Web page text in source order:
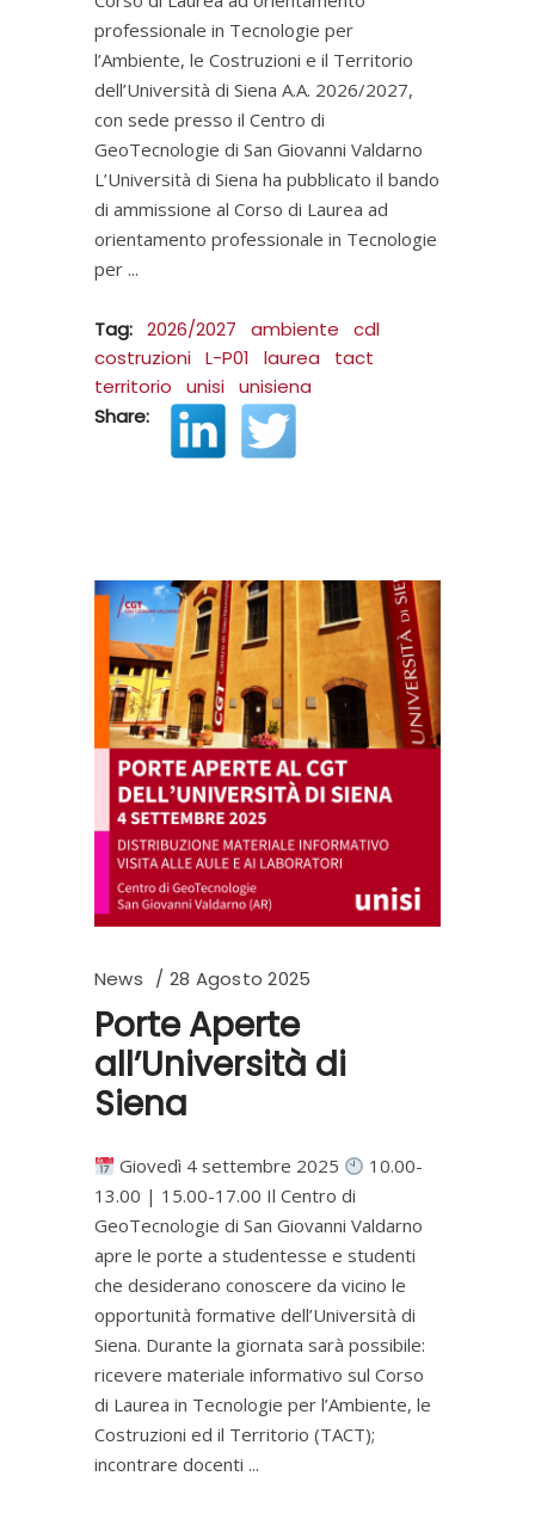
professionale in Tecnologie per
l’Ambiente, le Costruzioni e il Territorio
dell’Università di Siena A.A. 2026/2027,
con sede presso il Centro di
GeoTecnologie di San Giovanni Valdarno
L’Università di Siena ha pubblicato il bando
di ammissione al Corso di Laurea ad
orientamento professionale in Tecnologie
per
Tag: 2026/2027 ambiente
cdl
costruzioni L-P01 laurea
tact
territorio
unisi unisiena
Share:
News 28 Agosto 2025
Porte Aperte
all’Università di
Siena
Giovedì 4 settembre 2025
10.00-
13.00 | 15.00-17.00 Il Centro di
GeoTecnologie di San Giovanni Valdarno
apre le porte a studentesse e studenti
che desiderano conoscere da vicino le
opportunità formative dell’Università di
Siena. Durante la giornata sarà possibile:
ricevere materiale informativo sul Corso
di Laurea in Tecnologie per l’Ambiente, le
Costruzioni ed il Territorio (TACT);
incontrare docenti